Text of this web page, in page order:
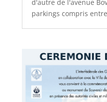
d'autre de l'avenue
parkings compris